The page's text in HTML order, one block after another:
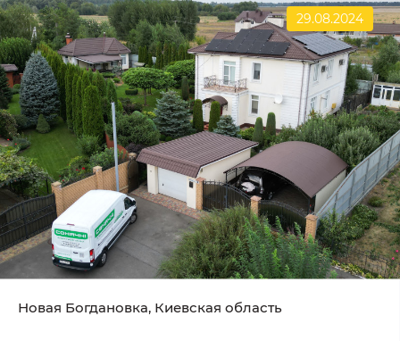
29.08.2024
Новая Богдановка, Киевская область